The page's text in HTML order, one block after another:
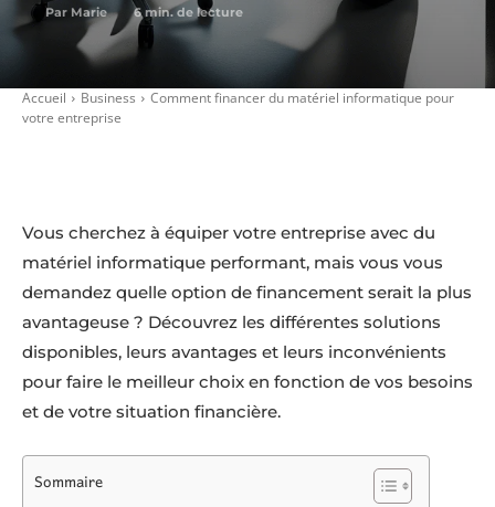
Par Marie 6 min. de lecture
Accueil Business
Comment financer du matériel informatique pour
votre entreprise
Vous cherchez à équiper votre entreprise avec du
matériel informatique performant, mais vous vous
demandez quelle option de financement serait la plus
avantageuse ? Découvrez les différentes solutions
disponibles, leurs avantages et leurs inconvénients
pour faire le meilleur choix en fonction de vos besoins
et de votre situation financière.
Sommaire